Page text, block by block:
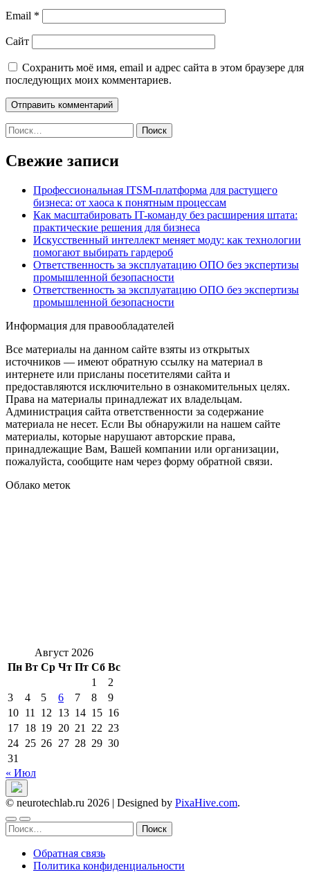
Email *
Сайт
Сохранить моё имя, email и адрес сайта в этом браузере для
последующих моих комментариев.
Найти:
Свежие записи
Профессиональная ITSM-платформа для растущего
бизнеса: от хаоса к понятным процессам
Как масштабировать IT-команду без расширения штата:
практические решения для бизнеса
Искусственный интеллект меняет моду: как технологии
помогают выбирать гардероб
Ответственность за эксплуатацию ОПО без экспертизы
промышленной безопасности
Ответственность за эксплуатацию ОПО без экспертизы
промышленной безопасности
Информация для правообладателей
Все материалы на данном сайте взяты из открытых
источников — имеют обратную ссылку на материал в
интернете или присланы посетителями сайта и
предоставляются исключительно в ознакомительных целях.
Права на материалы принадлежат их владельцам.
Администрация сайта ответственности за содержание
материала не несет. Если Вы обнаружили на нашем сайте
материалы, которые нарушают авторские права,
принадлежащие Вам, Вашей компании или организации,
пожалуйста, сообщите нам через форму обратной связи.
Облако меток
Август 2026
Пн Вт Ср Чт Пт Сб Вс
1
2
3
4 5 6 7 8
9
10 11 12 13 14 15 16
17 18 19 20 21 22 23
24 25 26 27 28 29 30
31
« Июл
© neurotechlab.ru 2026 | Designed by PixaHive.com.
Найти:
Обратная связь
Политика конфиденциальности